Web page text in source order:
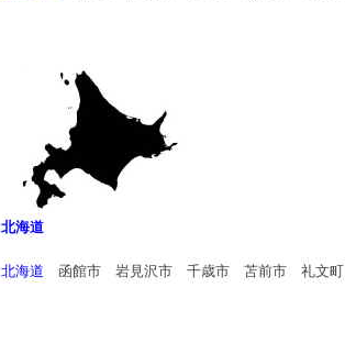
北海道
北海道 函館市 岩見沢市 千歳市 苫前市 礼文